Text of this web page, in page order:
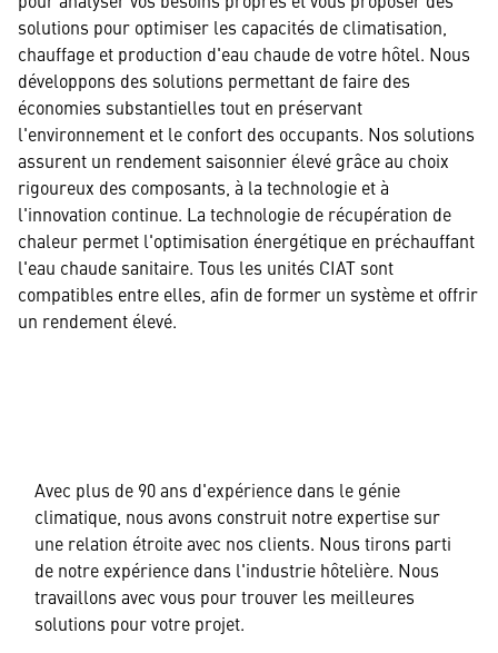
solutions pour optimiser les capacités de climatisation,
chauffage et production d'eau chaude de votre hôtel. Nous
développons des solutions permettant de faire des
économies substantielles tout en préservant
l'environnement et le confort des occupants. Nos solutions
assurent un rendement saisonnier élevé grâce au choix
rigoureux des composants, à la technologie et à
l'innovation continue. La technologie de récupération de
chaleur permet l'optimisation énergétique en préchauffant
l'eau chaude sanitaire. Tous les unités CIAT sont
compatibles entre elles, afin de former un système et offrir
un rendement élevé.
Avec plus de 90 ans d'expérience dans le génie
climatique, nous avons construit notre expertise sur
une relation étroite avec nos clients. Nous tirons parti
de notre expérience dans l'industrie hôtelière. Nous
travaillons avec vous pour trouver les meilleures
solutions pour votre projet.